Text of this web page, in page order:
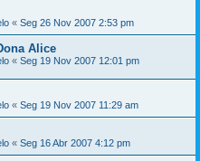
« Seg 26 Nov 2007 2:53 pm
Alice
« Seg 19 Nov 2007 12:01 pm
« Seg 19 Nov 2007 11:29 am
« Seg 16 Abr 2007 4:12 pm